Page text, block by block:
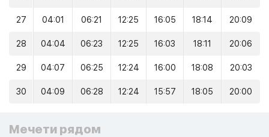
27 04:01 06:21 12:25 16:05 18:14 20:09
28 04:04 06:23 12:25 16:03 18:11 20:06
29 04:07 06:25 12:24 16:00 18:08 20:03
30 04:09 06:28 12:24 15:57 18:05 20:00
Мечети рядом